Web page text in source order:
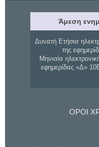
Άμεση
Δυνατή Ετήσια
της
Μηνιαία
εφημερίδας «Δ»
ΟΡΟΙ